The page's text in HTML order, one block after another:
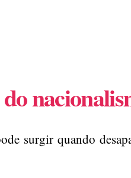
surgir quando